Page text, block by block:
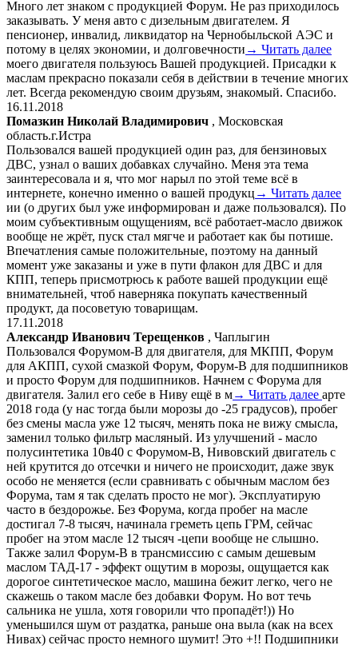
Много лет знаком с продукцией Форум. Не раз приходилось
заказывать. У меня авто с дизельным двигателем. Я
пенсионер, инвалид, ликвидатор на Чернобыльской АЭС и
потому в целях экономии, и долговечности → Читать далее
моего двигателя пользуюсь Вашей продукцией. Присадки к
маслам прекрасно показали себя в действии в течение многих
лет. Всегда рекомендую своим друзьям, знакомый. Спасибо.
16.11.2018
Помазкин Николай Владимирович , Московская
область.г.Истра
Пользовался вашей продукцией один раз, для бензиновых
ДВС, узнал о ваших добавках случайно. Меня эта тема
заинтересовала и я, что мог нарыл по этой теме всё в
интернете, конечно именно о вашей продукц → Читать далее
ии (о других был уже информирован и даже пользовался). По
моим субъективным ощущениям, всё работает-масло движок
вообще не жрёт, пуск стал мягче и работает как бы потише.
Впечатления самые положительные, поэтому на данный
момент уже заказаны и уже в пути флакон для ДВС и для
КПП, теперь присмотрюсь к работе вашей продукции ещё
внимательней, чтоб наверняка покупать качественный
продукт, да посоветую товарищам.
17.11.2018
Александр Иванович Терещенков , Чаплыгин
Пользовался Форумом-В для двигателя, для МКПП, Форум
для АКПП, сухой смазкой Форум, Форум-В для подшипников
и просто Форум для подшипников. Начнем с Форума для
двигателя. Залил его себе в Ниву ещё в м→ Читать далее арте
2018 года (у нас тогда были морозы до -25 градусов), пробег
без смены масла уже 12 тысяч, менять пока не вижу смысла,
заменил только фильтр масляный. Из улучшений - масло
полусинтетика 10в40 с Форумом-В, Нивовский двигатель с
ней крутится до отсечки и ничего не происходит, даже звук
особо не меняется (если сравнивать с обычным маслом без
Форума, там я так сделать просто не мог). Эксплуатирую
часто в бездорожье. Без Форума, когда пробег на масле
достигал 7-8 тысяч, начинала греметь цепь ГРМ, сейчас
пробег на этом масле 12 тысяч -цепи вообще не слышно.
Также залил Форум-В в трансмиссию с самым дешевым
маслом ТАД-17 - эффект ощутим в морозы, ощущается как
дорогое синтетическое масло, машина бежит легко, чего не
скажешь о таком масле без добавки Форум. Но вот течь
сальника не ушла, хотя говорили что пропадёт!)) Но
уменьшился шум от раздатка, раньше она выла (как на всех
Нивах) сейчас просто немного шумит! Это +!! Подшипники